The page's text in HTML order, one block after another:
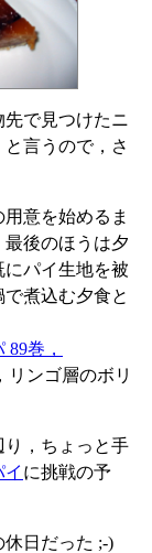
で見つけたニ
言うので，さ
意を始めるま
後のほうは夕
パイ生地を被
煮込む夕食と
89巻，
リンゴ層のボリ
，ちょっと手
に挑戦の予
日だった ;-)